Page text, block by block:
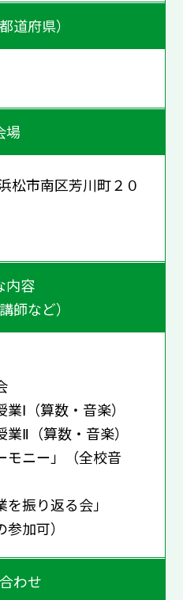
道府県）
場
市南区芳川町２０
内容
師など）
（算数・音楽）
Ⅱ（算数・音楽）
ニー」（全校音
振り返る会」
参加可）
わせ